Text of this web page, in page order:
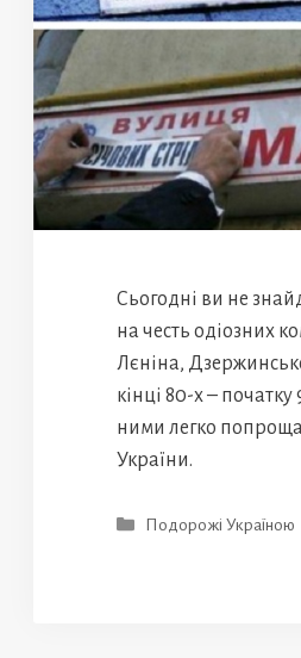
Сьогодні ви не
на честь одіозних
Лєніна,
кінці 80-х – початку
ними легко
України.
Категорії
Подорожі Україною